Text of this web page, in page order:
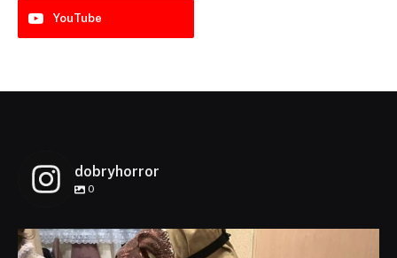
YouTube
dobryhorror
0
dobryhorror